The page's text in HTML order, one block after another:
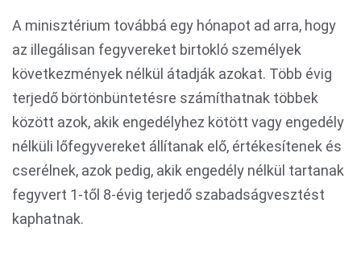
A minisztérium továbbá egy hónapot ad arra, hogy
az illegálisan fegyvereket birtokló személyek
következmények nélkül átadják azokat. Több évig
terjedő börtönbüntetésre számíthatnak többek
között azok, akik engedélyhez kötött vagy engedély
nélküli lőfegyvereket állítanak elő, értékesítenek és
cserélnek, azok pedig, akik engedély nélkül tartanak
fegyvert 1-től 8-évig terjedő szabadságvesztést
kaphatnak.